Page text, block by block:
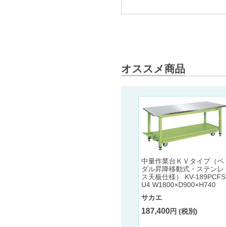
オススメ商品
中量作業台ＫＶタイプ（ペ
ダル昇降移動式・ステンレ
ス天板仕様） KV-189PCFS
U4 W1800×D900×H740
サカエ
187,400円 (税別)